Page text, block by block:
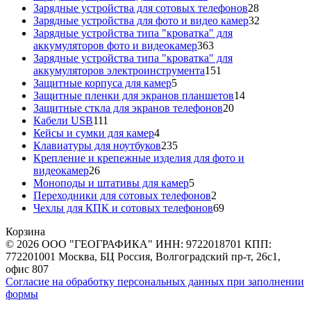
товаров
Зарядные устройства для сотовых телефонов2828
товаров
Зарядные устройства для фото и видео камер32
Зарядные устройства типа "кроватка" для
аккумуляторов фото и видеокамер363363
товара
Зарядные устройства типа "кроватка" для
аккумуляторов электроинструмента151
Защитные корпуса для камер55
товаров
Защитные пленки для экранов планшетов1414
Защитные сткла для экранов телефонов2020
Кабели USB111
товаров
Кейсы и сумки для камер44
товара
Клавиатуры для ноутбуков235235
товаров
Крепление и крепежные изделия для фото и
видеокамер2626
товаров
Моноподы и штативы для камер55
товаров
Переходники для сотовых телефонов2
товара
Чехлы для КПК и сотовых телефонов6969
Корзина
© 2026 ООО "ГЕОГРАФИКА" ИНН: 9722018701 КПП:
772201001 Москва, БЦ Россия, Волгоградский пр-т, 26с1,
офис 807
Согласие на обработку персональных данных при заполнении
формы